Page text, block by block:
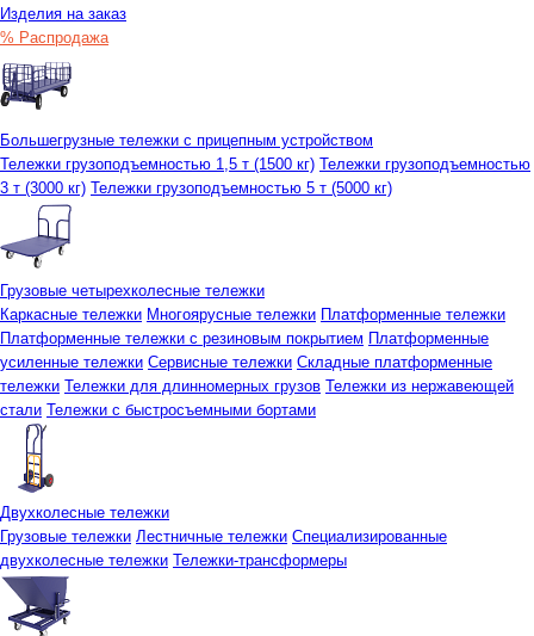
Изделия на заказ
% Распродажа
Большегрузные тележки с прицепным устройством
Тележки грузоподъемностью 1,5 т (1500 кг) Тележки грузоподъемностью
3 т (3000 кг) Тележки грузоподъемностью 5 т (5000 кг)
Грузовые четырехколесные тележки
Каркасные тележки Многоярусные тележки Платформенные тележки
Платформенные тележки с резиновым покрытием Платформенные
усиленные тележки Сервисные тележки Складные платформенные
тележки Тележки для длинномерных грузов Тележки из нержавеющей
стали Тележки с быстросъемными бортами
Двухколесные тележки
Грузовые тележки Лестничные тележки Специализированные
двухколесные тележки Тележки-трансформеры